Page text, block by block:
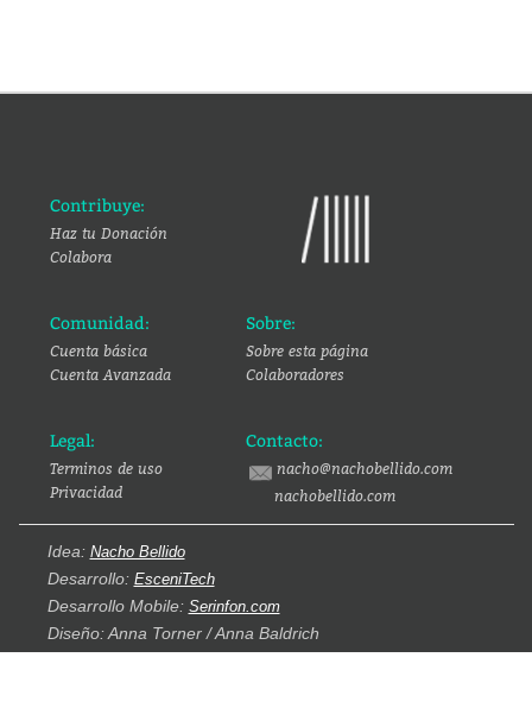
Contribuye:
Haz tu Donación
Colabora
Comunidad:
Cuenta básica
Cuenta Avanzada
Sobre:
Sobre esta página
Colaboradores
Legal:
Terminos de uso
Privacidad
Contacto:
nacho@nachobellido.com
nachobellido.com
Idea: Nacho Bellido
Desarrollo: EsceniTech
Desarrollo Mobile: Serinfon.com
Diseño: Anna Torner / Anna Baldrich